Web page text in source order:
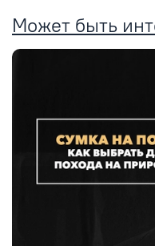
Может быть